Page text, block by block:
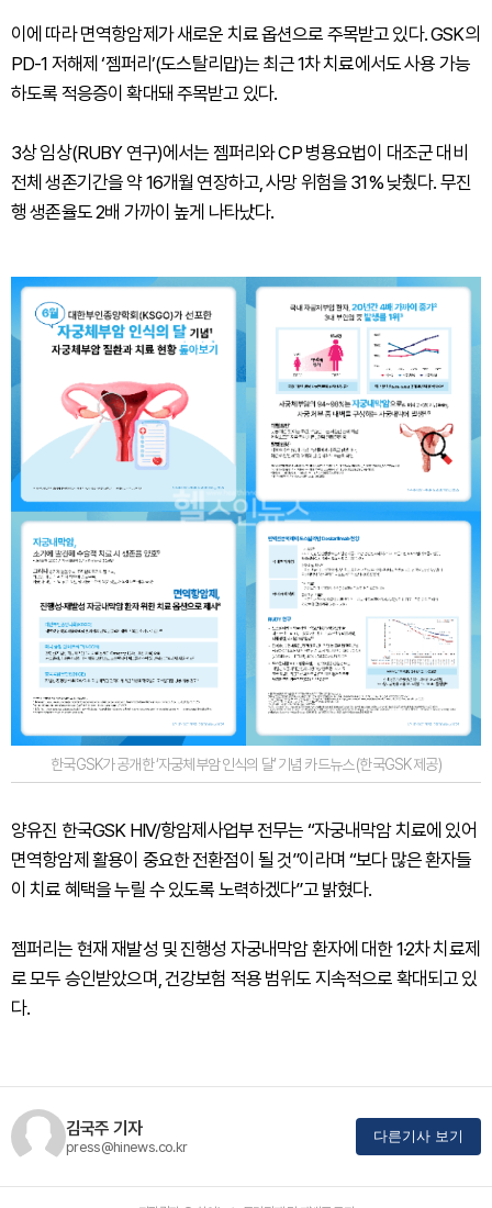
이에 따라 면역항암제가 새로운 치료 옵션으로 주목받고 있다. GSK의
PD-1 저해제 ‘젬퍼리’(도스탈리맙)는 최근 1차 치료에서도 사용 가능
하도록 적응증이 확대돼 주목받고 있다.
3상 임상(RUBY 연구)에서는 젬퍼리와 CP 병용요법이 대조군 대비
전체 생존기간을 약 16개월 연장하고, 사망 위험을 31% 낮췄다. 무진
행 생존율도 2배 가까이 높게 나타났다.
한국GSK가 공개한 ‘자궁체부암 인식의 달’ 기념 카드뉴스 (한국GSK 제공)
양유진 한국GSK HIV/항암제사업부 전무는 “자궁내막암 치료에 있어
면역항암제 활용이 중요한 전환점이 될 것”이라며 “보다 많은 환자들
이 치료 혜택을 누릴 수 있도록 노력하겠다”고 밝혔다.
젬퍼리는 현재 재발성 및 진행성 자궁내막암 환자에 대한 1·2차 치료제
로 모두 승인받았으며, 건강보험 적용 범위도 지속적으로 확대되고 있
다.
김국주 기자
press@hinews.co.kr
다른기사 보기